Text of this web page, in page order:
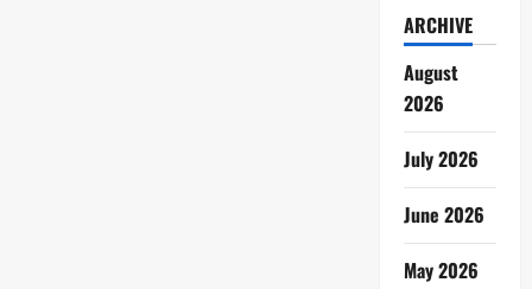
ARCHIVE
August
2026
July 2026
June 2026
May 2026